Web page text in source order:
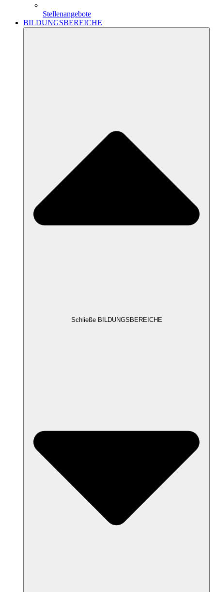
Stellenangebote
BILDUNGSBEREICHE
Schließe BILDUNGSBEREICHE